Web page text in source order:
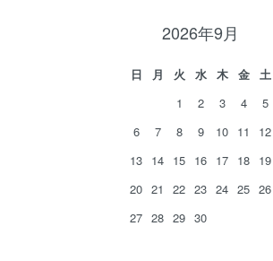
2026年9月
日 月 火 水 木 金
土
1
2 3 4
5
6
7 8 9 10 11
12
13 14 15 16 17 18 19
20 21 22 23 24 25 26
27 28 29 30